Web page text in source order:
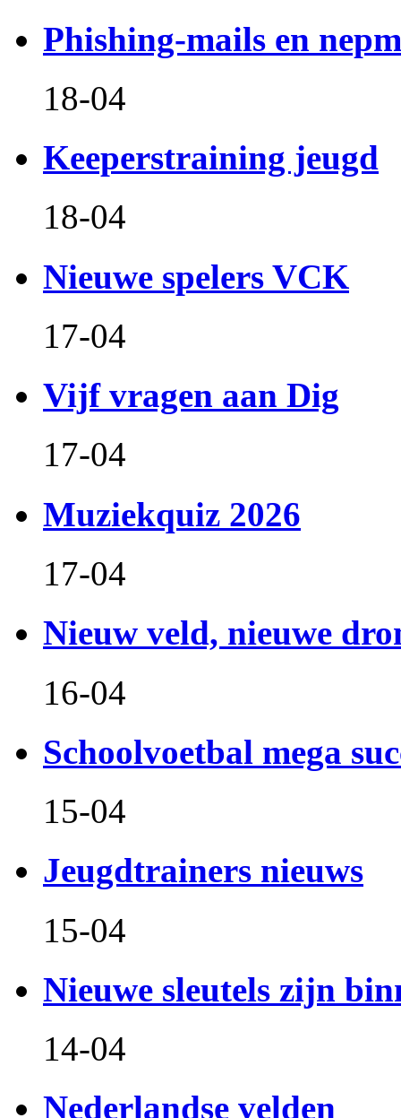
Phishing-mails en
18-04
Keeperstraining jeugd
18-04
Nieuwe spelers VCK
17-04
Vijf vragen aan Dig
17-04
Muziekquiz 2026
17-04
Nieuw veld, nieuwe
16-04
Schoolvoetbal mega
15-04
Jeugdtrainers nieuws
15-04
Nieuwe sleutels zijn
14-04
Nederlandse velden